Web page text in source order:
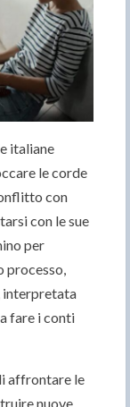
italiane
le corde
con
con le sue
per
processo,
interpretata
fare i conti
affrontare le
nuove